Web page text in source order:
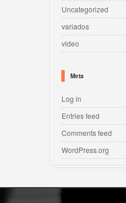
Uncategorized
variados
video
Meta
Log in
Entries feed
Comments feed
WordPress.org